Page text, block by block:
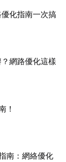
化指南一次搞
網路優化這樣
！
南：網絡優化